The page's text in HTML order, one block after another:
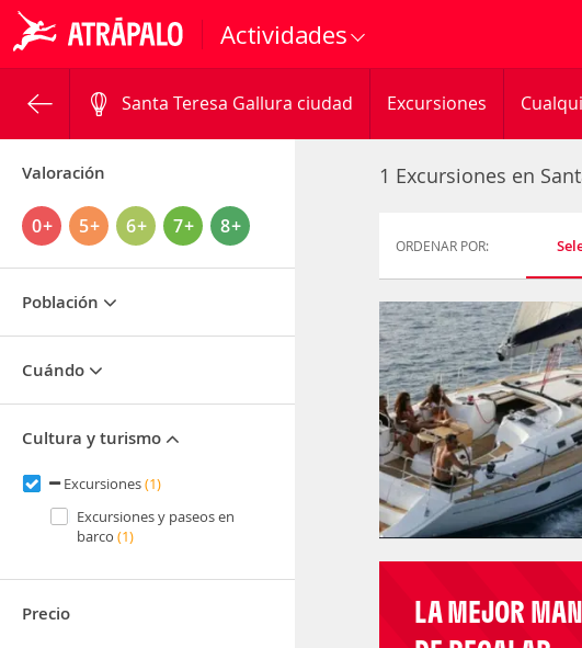
Actividades
Santa Teresa Gallura ciudad Excursiones
Valoración
0+ 5+ 6+ 7+ 8+
Población
Cuándo
Cultura y turismo
Excursiones(1)
Excursiones y paseos en
barco (1)
Precio
1 Excursiones en
ORDENAR POR:
LA MEJOR